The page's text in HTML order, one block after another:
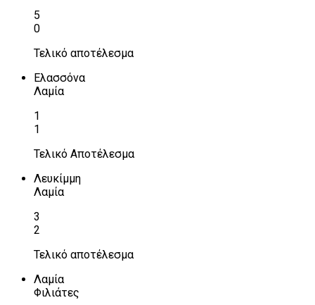
5
0
Τελικό αποτέλεσμα
Ελασσόνα
Λαμία
1
1
Τελικό Αποτέλεσμα
Λευκίμμη
Λαμία
3
2
Τελικό αποτέλεσμα
Λαμία
Φιλιάτες